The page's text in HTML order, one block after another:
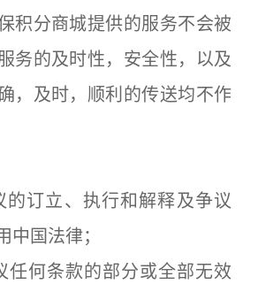
积分商城提供的服务不会被
务的及时性，安全性，以及
，及时，顺利的传送均不作
订立、执行和解释及争议
中国法律；
何条款的部分或全部无效